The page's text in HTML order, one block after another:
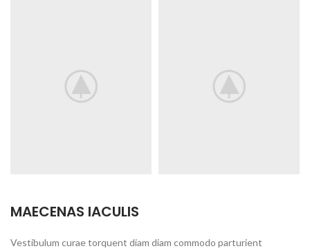
MAECENAS IACULIS
Vestibulum curae torquent diam diam commodo parturient